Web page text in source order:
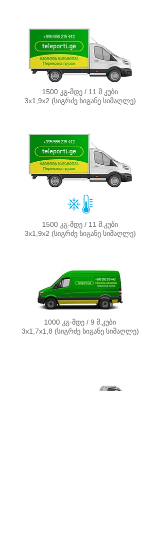
1500 კგ-მდე / 11 მ.კუბი
3х1,9х2 (სიგრძე სიგანე სიმაღლე)
1500 კგ-მდე / 11 მ.კუბი
3х1,9х2 (სიგრძე სიგანე სიმაღლე)
1000 კგ-მდე / 9 მ.კუბი
3х1,7х1,8 (სიგრძე სიგანე სიმაღლე)